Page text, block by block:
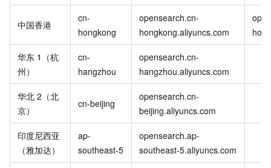
中国香港
cn-
hongkong
opensearch.cn-
hongkong.aliyuncs.com
华东 1（杭
州）
cn-
hangzhou
opensearch.cn-
hangzhou.aliyuncs.com
华北 2（北
京）
cn-beijing
opensearch.cn-
beijing.aliyuncs.com
印度尼西亚
（雅加达）
ap-
southeast-5
opensearch.ap-
southeast-5.aliyuncs.com